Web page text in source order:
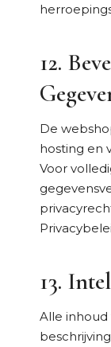
12.
De
hosting en
Voor
13.
Alle inhoud